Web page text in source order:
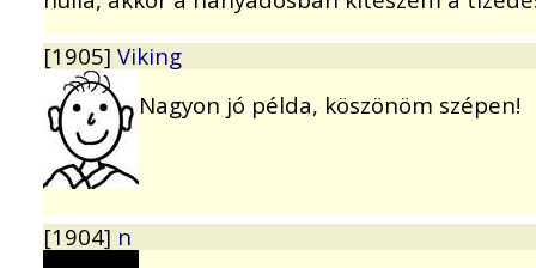
[1905] Viking
Nagyon jó példa, köszönöm szépen!
[1904] n